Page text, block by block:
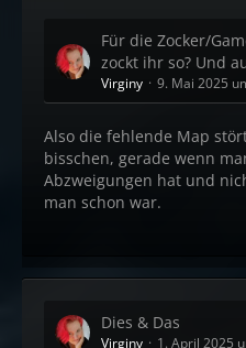
Für die Zocker/
zockt ihr so? Und
Virginy 9. Mai 2025
Also die fehlende Map
bisschen, gerade wenn
Abzweigungen hat und
man schon war.
Dies & Das
Virginy 1. April 2025